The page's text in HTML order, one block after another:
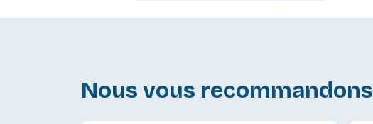
Nous vous recommandons